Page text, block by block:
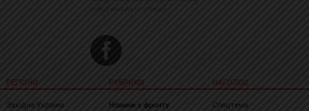
РЕГІОНИ
Західна Україна
РУБРИКИ
Новини з фронту
НАГОЛОС
Спецтема